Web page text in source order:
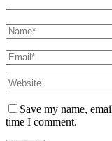
Save my name,
time I comment.